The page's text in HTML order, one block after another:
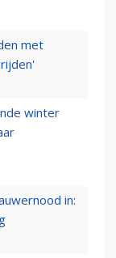
met
winter
in: